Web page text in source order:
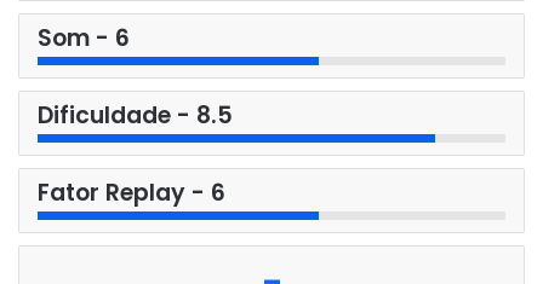
Som - 6
Dificuldade - 8.5
Fator Replay - 6